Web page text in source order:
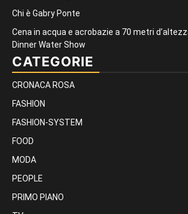
Chi è Gabry Ponte
Cena in acqua e acrobazie a 70 metri
Dinner Water Show
CATEGORIE
CRONACA ROSA
FASHION
FASHION-SYSTEM
FOOD
MODA
PEOPLE
PRIMO PIANO